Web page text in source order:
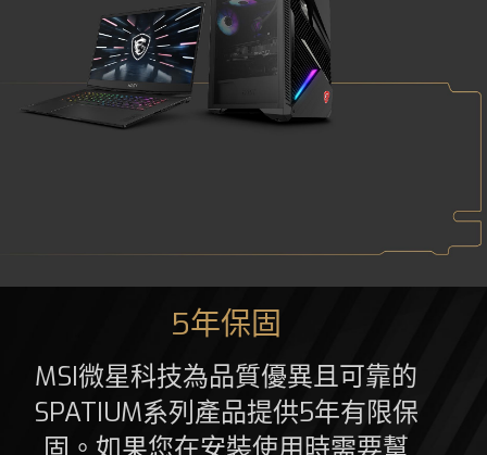
5年保固
MSI微星科技為品質優異且可靠的
SPATIUM系列產品提供5年有限保